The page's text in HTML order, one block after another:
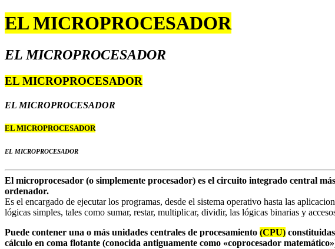
EL MICROPROCESADOR
EL MICROPROCESADOR
EL MICROPROCESADOR
EL MICROPROCESADOR
EL MICROPROCESADOR
EL MICROPROCESADOR
El microprocesador (o simplemente procesador) es el circuito integrado central
ordenador.
Es el encargado de ejecutar los programas, desde el sistema operativo hasta las
lógicas simples, tales como sumar, restar, multiplicar, dividir, las lógicas binarias y
Puede contener una o más unidades centrales de procesamiento (CPU)
cálculo en coma flotante (conocida antiguamente como «coprocesador